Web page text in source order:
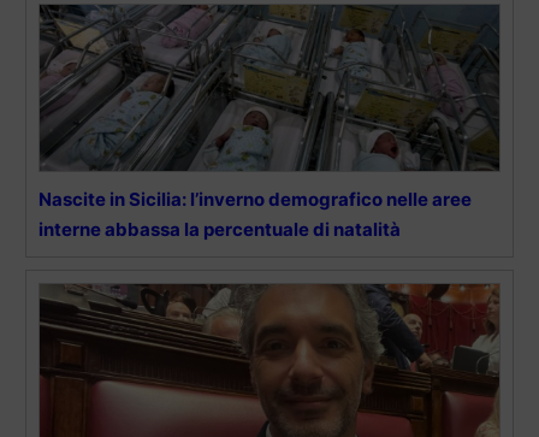
Nascite in Sicilia: l’inverno demografico nelle aree
interne abbassa la percentuale di natalità